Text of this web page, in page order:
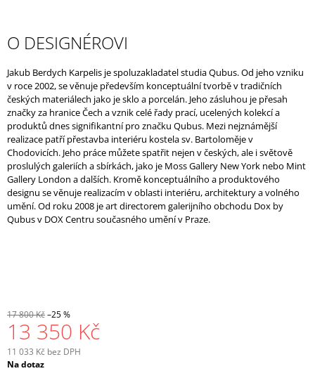
O DESIGNÉROVI
Jakub Berdych Karpelis je spoluzakladatel studia Qubus. Od jeho vzniku
v roce 2002, se věnuje především konceptuální tvorbě v tradičních
českých materiálech jako je sklo a porcelán. Jeho zásluhou je přesah
značky za hranice Čech a vznik celé řady prací, ucelených kolekcí a
produktů dnes signifikantní pro značku Qubus. Mezi nejznámější
realizace patří přestavba interiéru kostela sv. Bartoloměje v
Chodovicích. Jeho práce můžete spatřit nejen v českých, ale i světově
proslulých galeriích a sbírkách, jako je Moss Gallery New York nebo Mint
Gallery London a dalších. Kromě konceptuálního a produktového
designu se věnuje realizacím v oblasti interiéru, architektury a volného
umění. Od roku 2008 je art directorem galerijního obchodu Dox by
Qubus v DOX Centru současného umění v Praze.
17 800 Kč–25 %
13 350 Kč
11 033 Kč bez DPH
Měrná
Na dotaz